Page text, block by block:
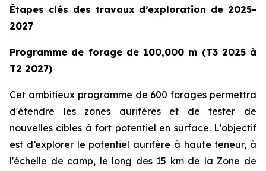
Étapes clés des travaux d’exploration de 2025-
2027
Programme de forage de 100,000 m (T3 2025 à
T2 2027)
Cet ambitieux programme de 600 forages permettra
d'étendre les zones aurifères et de tester de
nouvelles cibles à fort potentiel en surface. L'objectif
est d’explorer le potentiel aurifère à haute teneur, à
l'échelle de camp, le long des 15 km de la Zone de